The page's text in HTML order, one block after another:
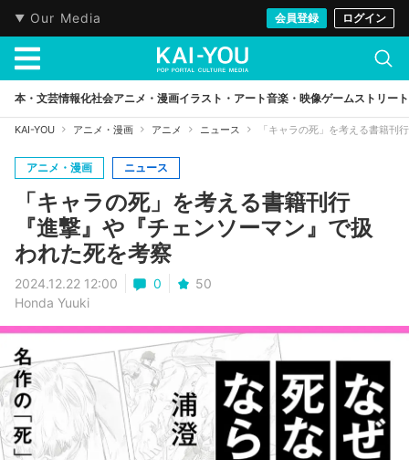
Our Media 会員登録 ログイン
本・文芸情報化社会アニメ・漫画イラスト・アート音楽・映像ゲームストリート
KAI-YOU アニメ・漫画 アニメ ニュース 「キャラの死」を考える書籍刊
アニメ・漫画 ニュース
「キャラの死」を考える書籍刊行
『進撃』や『チェンソーマン』で扱
われた死を考察
2024.12.22 12:00 0
50
Honda Yuuki